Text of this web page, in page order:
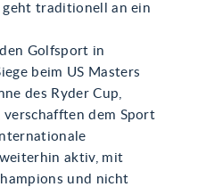
geht traditionell an ein
Golfsport in
beim US Masters
des Ryder Cup,
dem Sport
aktiv, mit
und nicht